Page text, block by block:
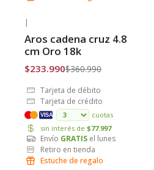
Envío Gratis
|
Aros cadena cruz 4.8
cm Oro 18k
$233.990$360.990
Tarjeta de débito
Tarjeta de crédito
VISA
cuotas
sin interés de $77.997
Envío GRATIS el lunes
Retiro en tienda
Estuche de regalo